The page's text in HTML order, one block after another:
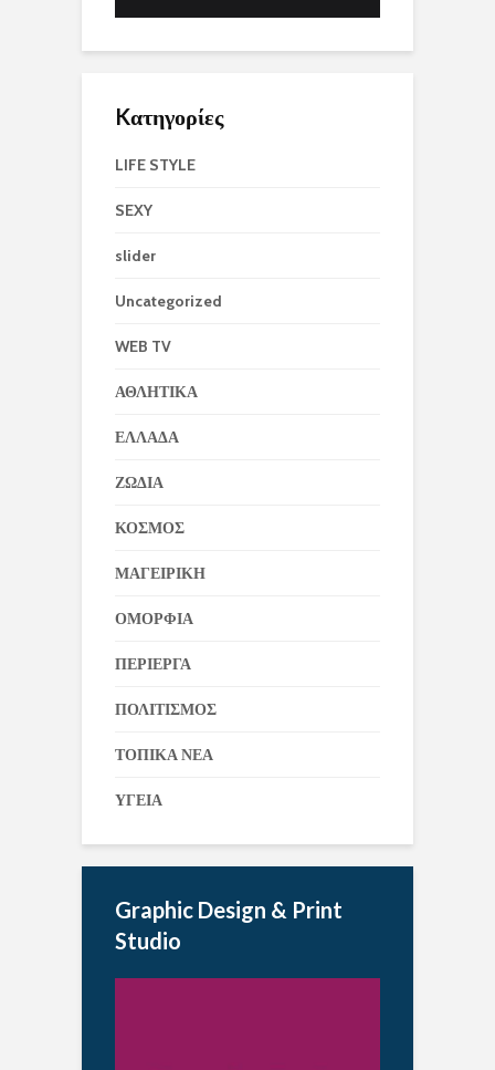
Kατηγορίες
LIFE STYLE
SEXY
slider
Uncategorized
WEB TV
ΑΘΛΗΤΙΚΑ
ΕΛΛΑΔΑ
ΖΩΔΙΑ
ΚΟΣΜΟΣ
ΜΑΓΕΙΡΙΚΗ
ΟΜΟΡΦΙΑ
ΠΕΡΙΕΡΓΑ
ΠΟΛΙΤΙΣΜΟΣ
ΤΟΠΙΚΑ ΝΕΑ
ΥΓΕΙΑ
Graphic Design & Print
Studio